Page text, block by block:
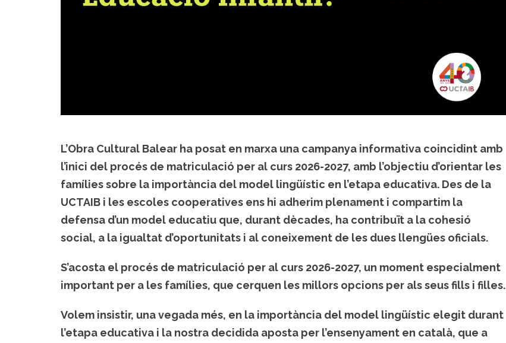
L’Obra Cultural Balear ha posat en marxa una campanya informativa coincidint amb
l’inici del procés de matriculació per al curs 2026-2027, amb l’objectiu d’orientar les
famílies sobre la importància del model lingüístic en l’etapa educativa. Des de la
UCTAIB i les escoles cooperatives ens hi adherim plenament i compartim la
defensa d’un model educatiu que, durant dècades, ha contribuït a la cohesió
social, a la igualtat d’oportunitats i al coneixement de les dues llengües oficials.
S’acosta el procés de matriculació per al curs 2026-2027, un moment especialment
important per a les famílies, que cerquen les millors opcions per als seus fills i filles.
Volem insistir, una vegada més, en la importància del model lingüístic elegit durant
l’etapa educativa i la nostra decidida aposta per l’ensenyament en català, que a